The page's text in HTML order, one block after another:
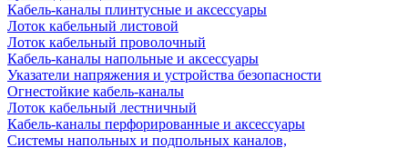
Кабель-каналы плинтусные и аксессуары
Лоток кабельный листовой
Лоток кабельный проволочный
Кабель-каналы напольные и аксессуары
Указатели напряжения и устройства безопасности
Огнестойкие кабель-каналы
Лоток кабельный лестничный
Кабель-каналы перфорированные и аксессуары
Системы напольных и подпольных каналов,